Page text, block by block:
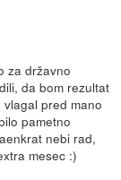
za državno
da bom rezultat
pred mano
pametno
nebi rad,
mesec :)